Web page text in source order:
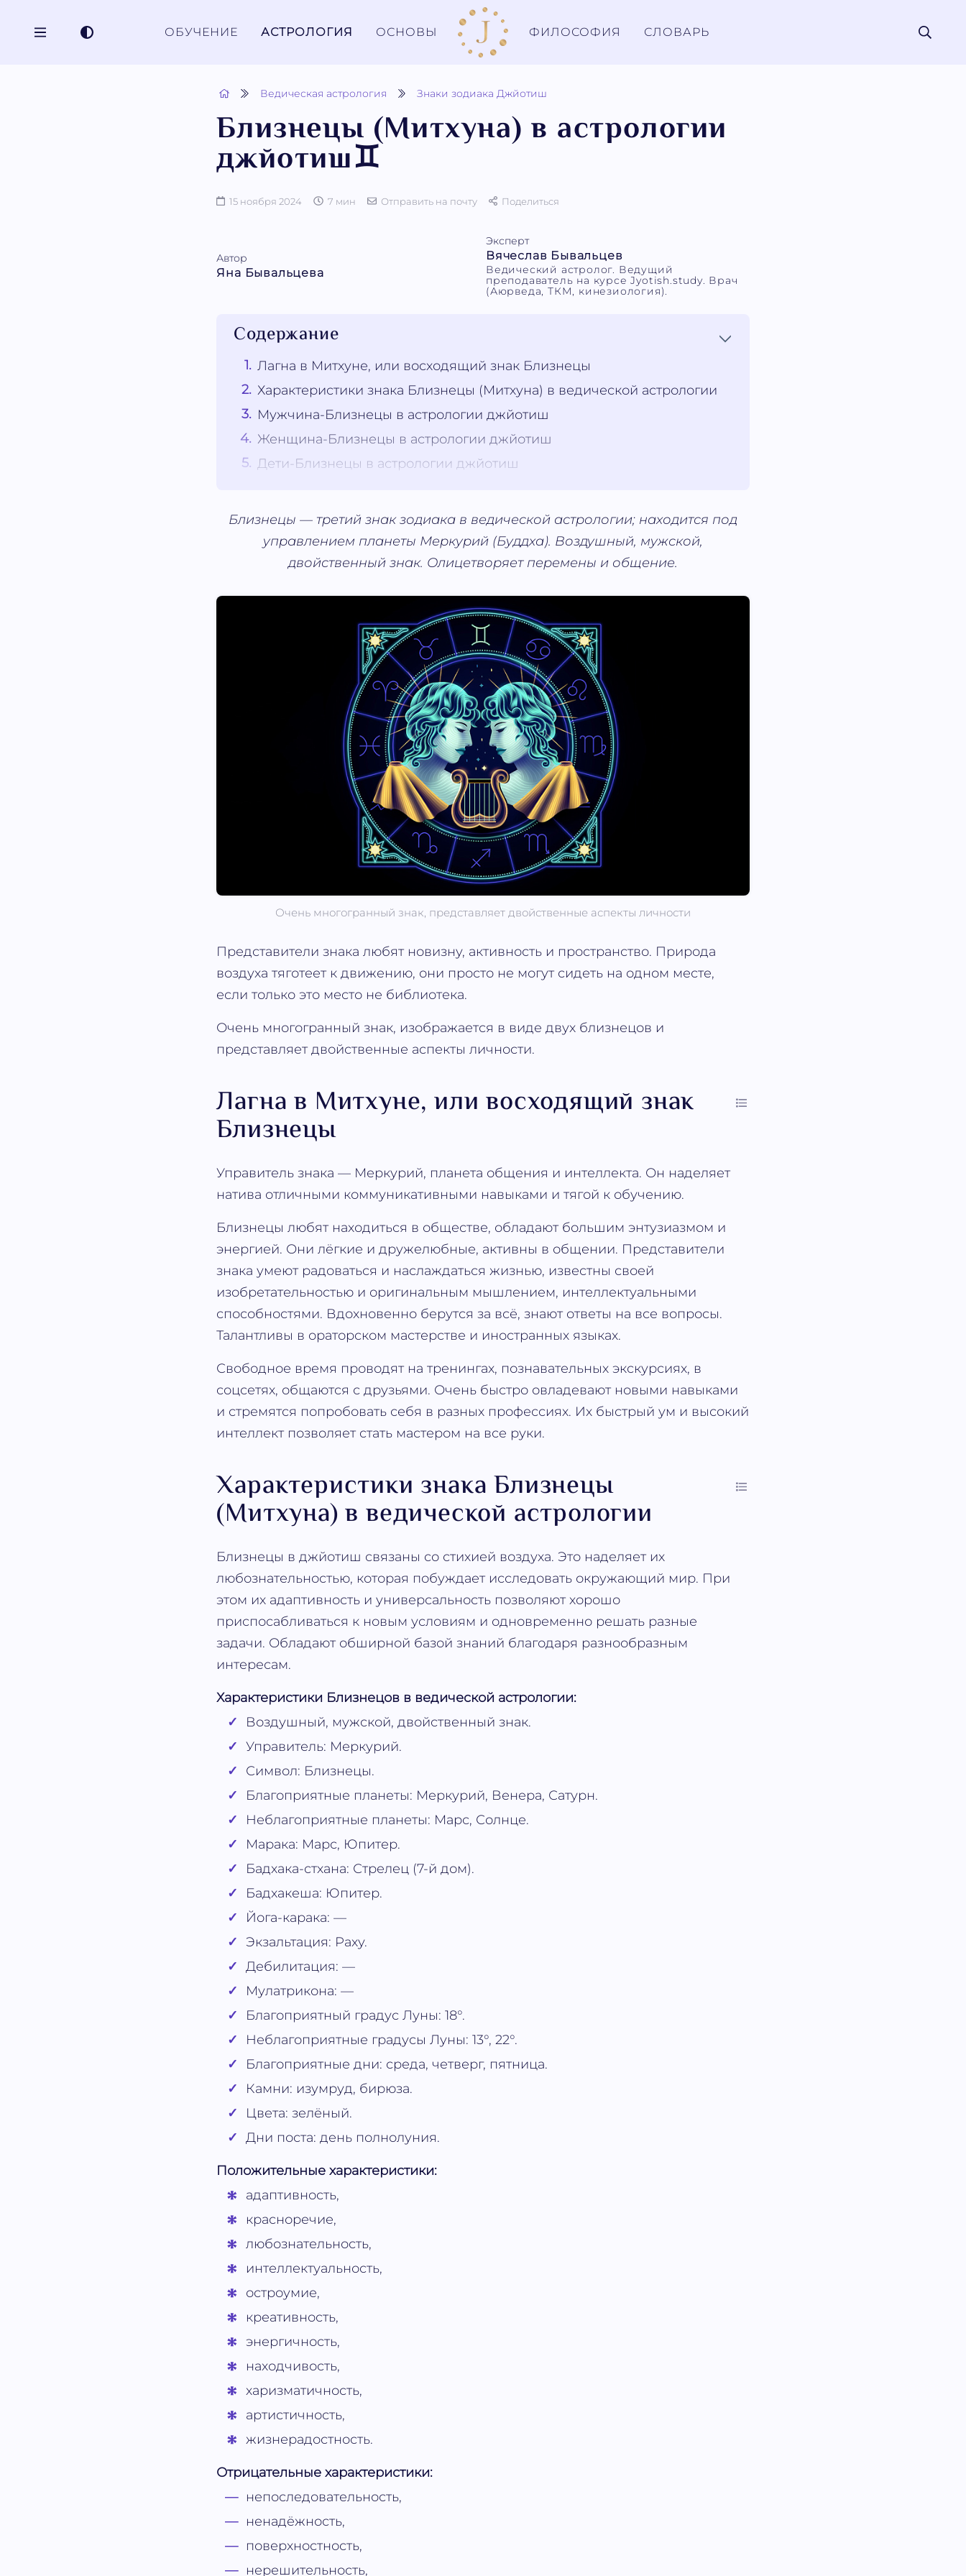
ОБУЧЕНИЕ АСТРОЛОГИЯ ОСНОВЫ ФИЛОСОФИЯ СЛОВАРЬ
Ведическая астрология Знаки зодиака Джйотиш
Близнецы (Митхуна) в астрологии
джйотиш♊
15 ноября 2024 7 мин Отправить на почту Поделиться
Автор
Яна Бывальцева
Эксперт
Вячеслав Бывальцев
Ведический астролог. Ведущий
преподаватель на курсе Jyotish.study. Врач
(Аюрведа, ТКМ, кинезиология).
Содержание
Лагна в Митхуне, или восходящий знак Близнецы
Характеристики знака Близнецы (Митхуна) в ведической астрологии
Мужчина-Близнецы в астрологии джйотиш
Женщина-Близнецы в астрологии джйотиш
Дети-Близнецы в астрологии джйотиш
Близнецы ― третий знак зодиака в ведической астрологии; находится под
управлением планеты Меркурий (Буддха). Воздушный, мужской,
двойственный знак. Олицетворяет перемены и общение.
Очень многогранный знак, представляет двойственные аспекты личности
Представители знака любят новизну, активность и пространство. Природа
воздуха тяготеет к движению, они просто не могут сидеть на одном месте,
если только это место не библиотека.
Очень многогранный знак, изображается в виде двух близнецов и
представляет двойственные аспекты личности.
Лагна в Митхуне, или восходящий знак
Близнецы
Управитель знака ― Меркурий, планета общения и интеллекта. Он наделяет
натива отличными коммуникативными навыками и тягой к обучению.
Близнецы любят находиться в обществе, обладают большим энтузиазмом и
энергией. Они лёгкие и дружелюбные, активны в общении. Представители
знака умеют радоваться и наслаждаться жизнью, известны своей
изобретательностью и оригинальным мышлением, интеллектуальными
способностями. Вдохновенно берутся за всё, знают ответы на все вопросы.
Талантливы в ораторском мастерстве и иностранных языках.
Свободное время проводят на тренингах, познавательных экскурсиях, в
соцсетях, общаются с друзьями. Очень быстро овладевают новыми навыками
и стремятся попробовать себя в разных профессиях. Их быстрый ум и высокий
интеллект позволяет стать мастером на все руки.
Характеристики знака Близнецы
(Митхуна) в ведической астрологии
Близнецы в джйотиш связаны со стихией воздуха. Это наделяет их
любознательностью, которая побуждает исследовать окружающий мир. При
этом их адаптивность и универсальность позволяют хорошо
приспосабливаться к новым условиям и одновременно решать разные
задачи. Обладают обширной базой знаний благодаря разнообразным
интересам.
Характеристики Близнецов в ведической астрологии:
Воздушный, мужской, двойственный знак.
Управитель: Меркурий.
Символ: Близнецы.
Благоприятные планеты: Меркурий, Венера, Сатурн.
Неблагоприятные планеты: Марс, Солнце.
Марака: Марс, Юпитер.
Бадхака-стхана: Стрелец (7-й дом).
Бадхакеша: Юпитер.
Йога-карака: —
Экзальтация: Раху.
Дебилитация: —
Мулатрикона: —
Благоприятный градус Луны: 18°.
Неблагоприятные градусы Луны: 13°, 22°.
Благоприятные дни: среда, четверг, пятница.
Камни: изумруд, бирюза.
Цвета: зелёный.
Дни поста: день полнолуния.
Положительные характеристики:
адаптивность,
красноречие,
любознательность,
интеллектуальность,
остроумие,
креативность,
энергичность,
находчивость,
харизматичность,
артистичность,
жизнерадостность.
Отрицательные характеристики:
непоследовательность,
ненадёжность,
поверхностность,
нерешительность,